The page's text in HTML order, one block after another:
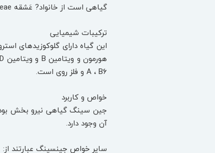
گیاهی است از خانواد? عَشقه Araliaceae که نام علمی آن Panax ginseng می باشد.
ترکیبات شیمیایی
این گیاه دارای گلوکوزیدهای
A ، B6 و فلز روی است.
خواص و کاربرد
جین سینگ گیاهی نیرو بخش
آن وجود دارد.
سایر خواص جینسینگ عبارتند از: